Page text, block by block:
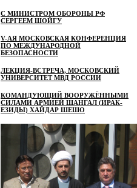
С МИНИСТРОМ ОБОРОНЫ РФ
СЕРГЕЕМ ШОЙГУ
V-АЯ МОСКОВСКАЯ КОНФЕРЕНЦИЯ
ПО МЕЖДУНАРОДНОЙ
БЕЗОПАСНОСТИ
ЛЕКЦИЯ-ВСТРЕЧА, МОСКОВСКИЙ
УНИВЕРСИТЕТ МВД РОССИИ
КОМАНДУЮЩИЙ ВООРУЖЁННЫМИ
СИЛАМИ АРМИЕЙ ШАНГАЛ (ИРАК-
ЕЗИДЫ) ХАЙДАР ШЕШО